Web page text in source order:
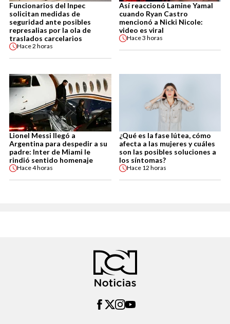
Funcionarios del Inpec
solicitan medidas de
seguridad ante posibles
represalias por la ola de
traslados carcelarios
Hace2 horas
Así reaccionó Lamine Yamal
cuando Ryan Castro
mencionó a Nicki Nicole:
video es viral
Hace3 horas
Lionel Messi llegó a
Argentina para despedir a su
padre: Inter de Miami le
rindió sentido homenaje
Hace4 horas
¿Qué es la fase lútea, cómo
afecta a las mujeres y cuáles
son las posibles soluciones a
los síntomas?
Hace 12 horas